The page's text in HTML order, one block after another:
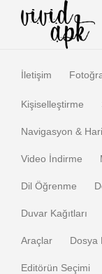
İletişim
Kişiselleştirme
Navigasyon &
Video İndirme
Dil Öğrenme
Duvar Kağıtları
Araçlar Dosya
Editörün Seçimi